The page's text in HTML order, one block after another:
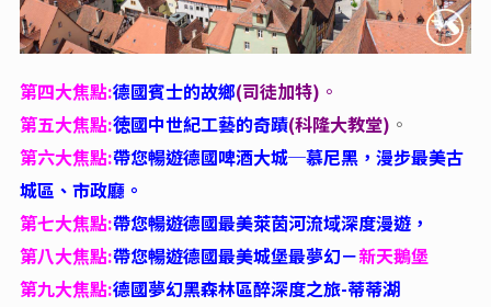
第四大焦點:德國賓士的故鄉(司徒加特) 。
第五大焦點:徳國中世紀工藝的奇蹟(科隆大教堂) 。
第六大焦點:帶您暢遊德國啤酒大城─慕尼黑，漫步最美古
城區、市政廳。
第七大焦點:帶您暢遊德國最美萊茵河流域深度漫遊，
第八大焦點:帶您暢遊德國最美城堡最夢幻－新天鵝堡
第九大焦點:德國夢幻黑森林區醉深度之旅-蒂蒂湖